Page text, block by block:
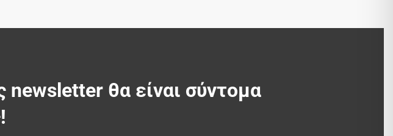
newsletter θα είναι σύντομα